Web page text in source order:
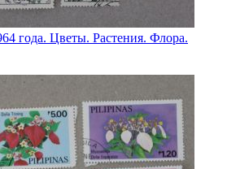
года. Цветы. Растения. Флора.